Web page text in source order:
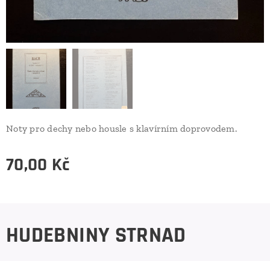
Noty pro dechy nebo housle s klavírním doprovodem.
70,00 Kč
HUDEBNINY STRNAD